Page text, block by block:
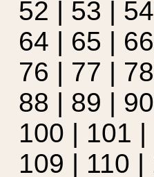
52 | 53 | 54
64 | 65 | 66
76 | 77 | 78
88 | 89 | 90
100 | 101 |
109 | 110 |